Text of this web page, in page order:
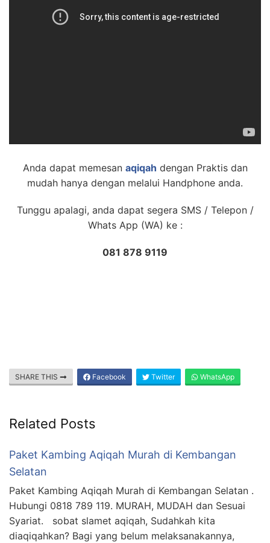
Anda dapat memesan aqiqah dengan Praktis dan
mudah hanya dengan melalui Handphone anda.
Tunggu apalagi, anda dapat segera SMS / Telepon /
Whats App (WA) ke :
081 878 9119
SHARE THIS Facebook Twitter WhatsApp
Related Posts
Paket Kambing Aqiqah Murah di Kembangan
Selatan
Paket Kambing Aqiqah Murah di Kembangan Selatan .
Hubungi 0818 789 119. MURAH, MUDAH dan Sesuai
Syariat. sobat slamet aqiqah, Sudahkah kita
diaqiqahkan? Bagi yang belum melaksanakannya,